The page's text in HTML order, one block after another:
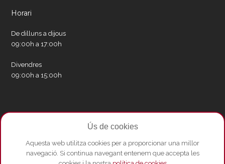
Horari
De dilluns a dijous
09:00h a 17:00h
Divendres
09:00h a 15:00h
Xarxes socials
TwitterFacebookInstagram
Whatsapp
Youtube
Ús de cookies
Aquesta web utilitza cookies per a proporcionar una millor
navegació. Si continua navegant entenem que accepta les